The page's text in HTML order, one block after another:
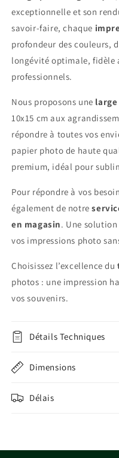
exceptionnelle et son
savoir-faire, chaque
profondeur des couleurs,
longévité optimale, fidèle
professionnels.
Nous proposons une
10x15 cm aux
répondre à toutes vos
papier photo de haute
premium, idéal pour
Pour répondre à vos
également de notre
en magasin. Une
vos impressions photo
Choisissez l’excellence du
photos : une impression
vos souvenirs.
Détails Techniques
Dimensions
Délais